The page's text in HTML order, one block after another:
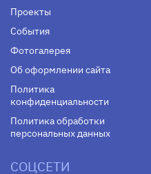
Проекты
События
Фотогалерея
Об оформлении сайта
Политика
конфиденциальности
Политика обработки
персональных данных
СОЦСЕТИ